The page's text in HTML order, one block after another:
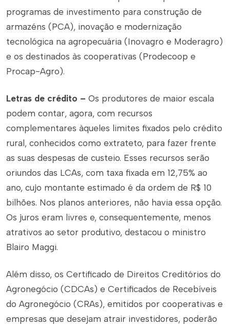
programas de investimento para construção de
armazéns (PCA), inovação e modernização
tecnológica na agropecuária (Inovagro e Moderagro)
e os destinados às cooperativas (Prodecoop e
Procap-Agro).
Letras de crédito – Os produtores de maior escala
podem contar, agora, com recursos
complementares àqueles limites fixados pelo crédito
rural, conhecidos como extrateto, para fazer frente
as suas despesas de custeio. Esses recursos serão
oriundos das LCAs, com taxa fixada em 12,75% ao
ano, cujo montante estimado é da ordem de R$ 10
bilhões. Nos planos anteriores, não havia essa opção.
Os juros eram livres e, consequentemente, menos
atrativos ao setor produtivo, destacou o ministro
Blairo Maggi.
Além disso, os Certificado de Direitos Creditórios do
Agronegócio (CDCAs) e Certificados de Recebíveis
do Agronegócio (CRAs), emitidos por cooperativas e
empresas que desejam atrair investidores, poderão